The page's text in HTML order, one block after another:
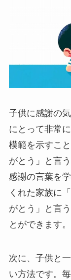
子供に感謝の
にとって非常
模範を示すこ
がとう」と言
感謝の言葉を
くれた家族に
がとう」と言
とができます。
次に、子供と
い方法です。